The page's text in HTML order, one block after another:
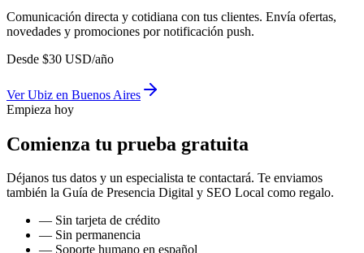
Comunicación directa y cotidiana con tus clientes. Envía ofertas,
novedades y promociones por notificación push.
Desde $30 USD/año
VerUbiz en Buenos Aires
Empieza hoy
Comienza tu prueba gratuita
Déjanos tus datos y un especialista te contactará. Te enviamos
también la Guía de Presencia Digital y SEO Local como regalo.
— Sin tarjeta de crédito
— Sin permanencia
— Soporte humano en español